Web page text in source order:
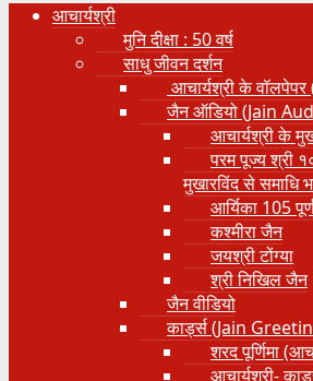
आचार्यश्री
मुनि दीक्षा : 50 वर्ष
साधु जीवन दर्शन
आचार्यश्री के
जैन ऑडियो (Jain
आचार्यश्री के
परम पूज्य श्री
मुखारविंद से समाधि
आर्यिका 105
कश्मीरा जैन
जयश्री टोंग्या
श्री निखिल जैन
जैन वीडियो
कार्ड्स (Jain
शरद पूर्णिमा
आचार्यश्री-